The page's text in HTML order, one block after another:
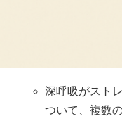
深呼吸がスト
ついて、複数